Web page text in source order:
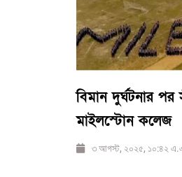
বিমান দুর্ঘটনার
মাইলস্টোন কলেজ
৩ আগস্ট, ২০২৫, ১০:৪২